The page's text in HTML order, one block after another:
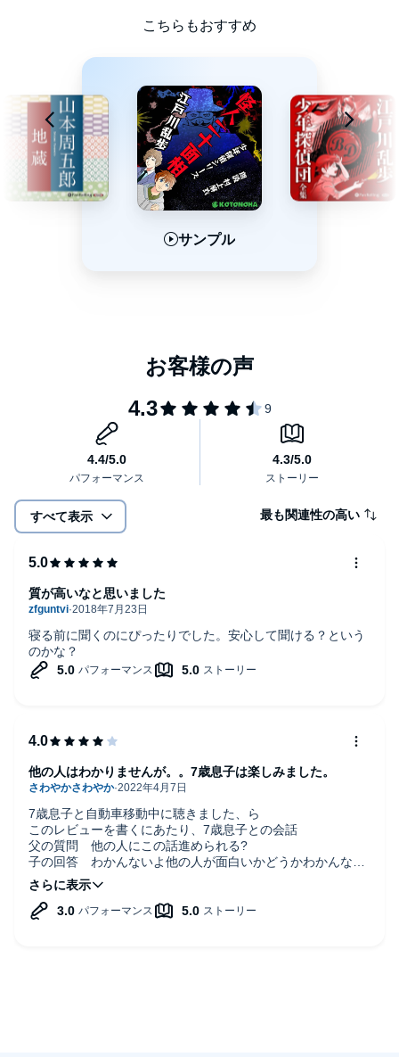
こちらもおすすめ
サンプル
すべて表示 最も関連性の高い
寝る前に聞くのにぴったりでした。安心して聞ける？という
のかな？
質が高いなと思いました
7歳息子と自動車移動中に聴きました、ら
このレビューを書くにあたり、7歳息子との会話
父の質問 他の人にこの話進められる?
子の回答 わかんないよ他の人が面白いかどうかわかんない
から。
と言う事でしたが本人は話の内容を先に当てたりして楽しん
でいるようでした。
他の人はわかりませんが。。7歳息子は楽しみました。